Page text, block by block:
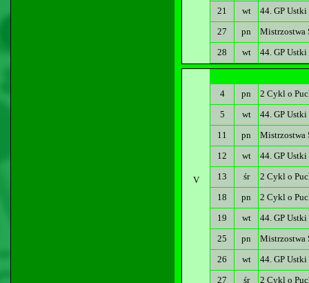
21
wt
44. GP
27
pn
Mistrzostwa
28
wt 44. GP
V
4 pn
2 Cykl o
5
wt
44. GP
11
pn
Mistrzostwa
12
wt
44. GP
13
śr
2 Cykl o
18
pn
2 Cykl o
19
wt
44. GP
25
pn
Mistrzostwa
26
wt
44. GP
27
śr 2 Cykl o